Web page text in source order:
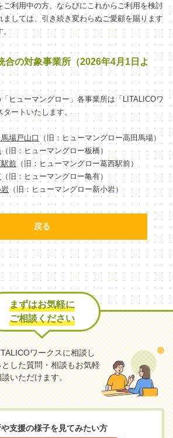
ご利用中の方、ならびにこれからご利用を検討
ましては、引き続き変わらぬご愛顧を賜ります
。
合の対象事業所（2026年4月1日よ
ヒューマングロー」各事業所は「LITALICOワ
タートいたします。
場戸山口 （旧：ヒューマングロー高田馬場）
（旧：ヒューマングロー板橋）
前 （旧：ヒューマングロー葛西駅前）
（旧：ヒューマングロー亀有）
（旧：ヒューマングロー新小岩）
戻る
まずはお気軽に
ご相談ください
ワークスに相談し
した質問・相談もお気軽
いただけます。
支援の様子を見てみたい方